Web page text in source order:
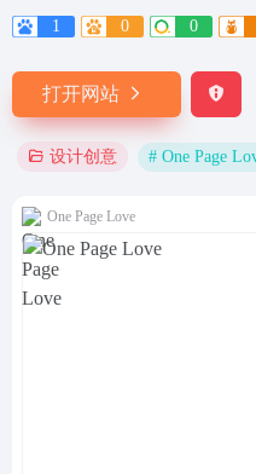
1 0 0
打开网站
设计创意 # One Page
One Page Love